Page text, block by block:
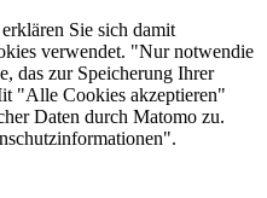
Sie sich damit
verwendet. "Nur notwendie
das zur Speicherung Ihrer
"Alle Cookies akzeptieren"
Daten durch Matomo zu.